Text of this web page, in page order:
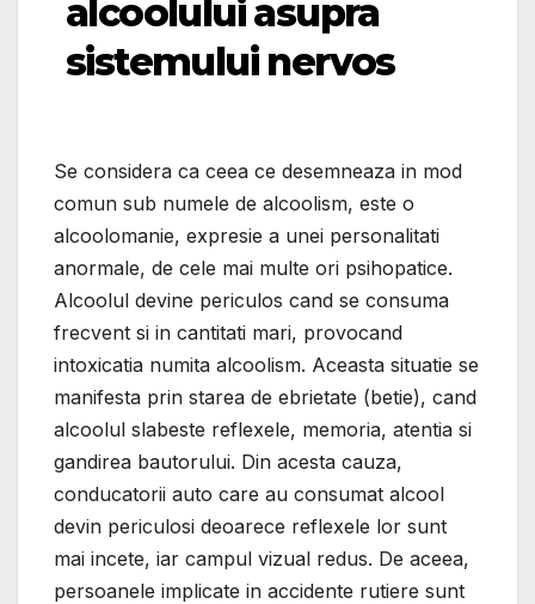
alcoolului asupra
sistemului nervos
Se considera ca ceea ce desemneaza in mod
comun sub numele de alcoolism, este o
alcoolomanie, expresie a unei personalitati
anormale, de cele mai multe ori psihopatice.
Alcoolul devine periculos cand se consuma
frecvent si in cantitati mari, provocand
intoxicatia numita alcoolism. Aceasta situatie se
manifesta prin starea de ebrietate (betie), cand
alcoolul slabeste reflexele, memoria, atentia si
gandirea bautorului. Din acesta cauza,
conducatorii auto care au consumat alcool
devin periculosi deoarece reflexele lor sunt
mai incete, iar campul vizual redus. De aceea,
persoanele implicate in accidente rutiere sunt